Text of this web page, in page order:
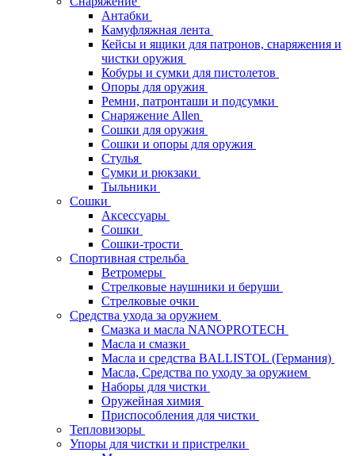
Антабки
Камуфляжная лента
Кейсы и ящики для патронов, снаряжения и
чистки оружия
Кобуры и сумки для пистолетов
Опоры для оружия
Ремни, патронташи и подсумки
Снаряжение Allen
Сошки для оружия
Сошки и опоры для оружия
Стулья
Сумки и рюкзаки
Тыльники
Сошки
Аксессуары
Сошки
Сошки-трости
Спортивная стрельба
Ветромеры
Стрелковые наушники и беруши
Стрелковые очки
Средства ухода за оружием
Смазка и масла NANOPROTECH
Масла и смазки
Масла и средства BALLISTOL (Германия)
Масла, Средства по уходу за оружием
Наборы для чистки
Оружейная химия
Приспособления для чистки
Тепловизоры
Упоры для чистки и пристрелки